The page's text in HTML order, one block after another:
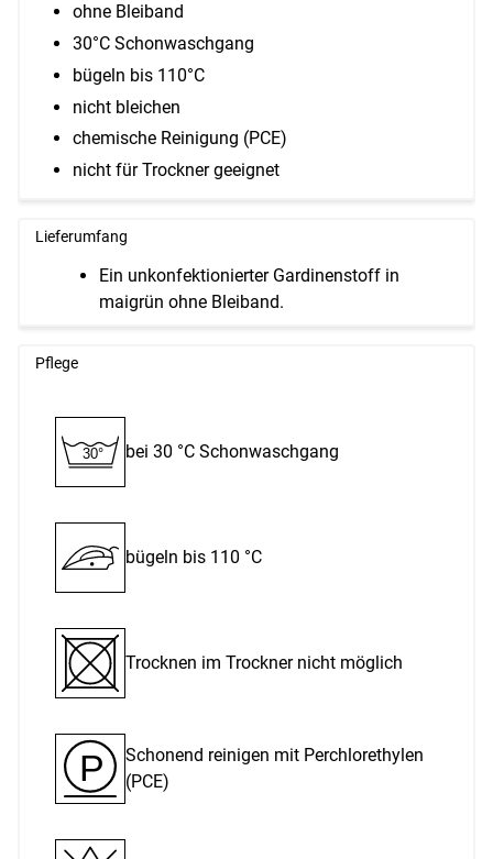
ohne Bleiband
30°C Schonwaschgang
bügeln bis 110°C
nicht bleichen
chemische Reinigung (PCE)
nicht für Trockner geeignet
Lieferumfang
Ein unkonfektionierter Gardinenstoff in
maigrün ohne Bleiband.
Pflege
30° bei 30 °C Schon­waschgang
bügeln bis 110 °C
Trocknen im Trockner nicht möglich
P
Schonend reinigen mit Perchlor­ethylen
(PCE)